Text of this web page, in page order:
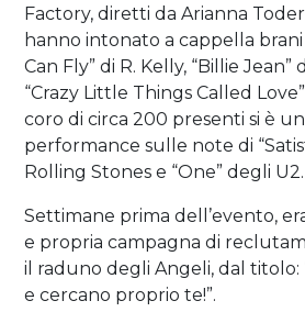
Factory, diretti da Arianna
hanno intonato a cappella brani
Can Fly” di R. Kelly, “Billie Jean”
“Crazy Little Things Called
coro di circa 200 presenti si è
performance sulle note di
Rolling Stones e “One” degli U2.
Settimane prima dell’evento,
e propria campagna di
il raduno degli Angeli, dal titolo:
e cercano proprio te!”.